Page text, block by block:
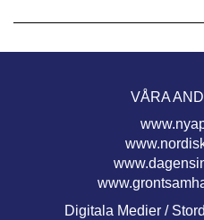
VÅRA
Digitala Medier /